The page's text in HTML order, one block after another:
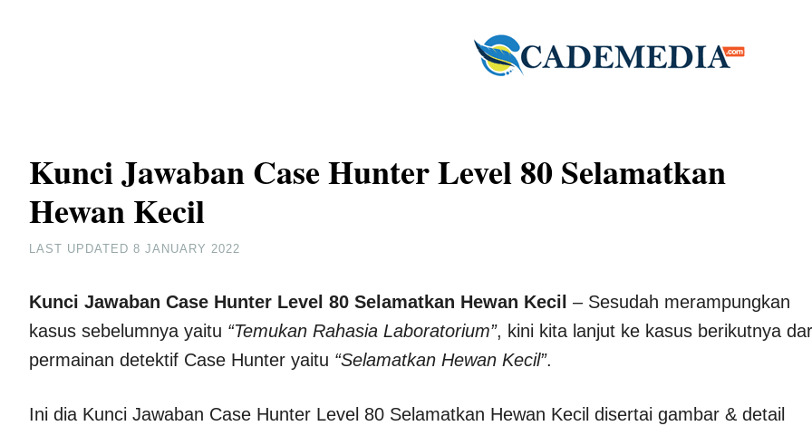
Kunci Jawaban Case Hunter Level 80 Selamatkan
Hewan Kecil
LAST UPDATED 8 JANUARY 2022
Kunci Jawaban Case Hunter Level 80 Selamatkan Hewan Kecil – Sesudah merampungkan
kasus sebelumnya yaitu “Temukan Rahasia Laboratorium”, kini kita lanjut ke kasus berikutnya
permainan detektif Case Hunter yaitu “Selamatkan Hewan Kecil”.
Ini dia Kunci Jawaban Case Hunter Level 80 Selamatkan Hewan Kecil disertai gambar & detail